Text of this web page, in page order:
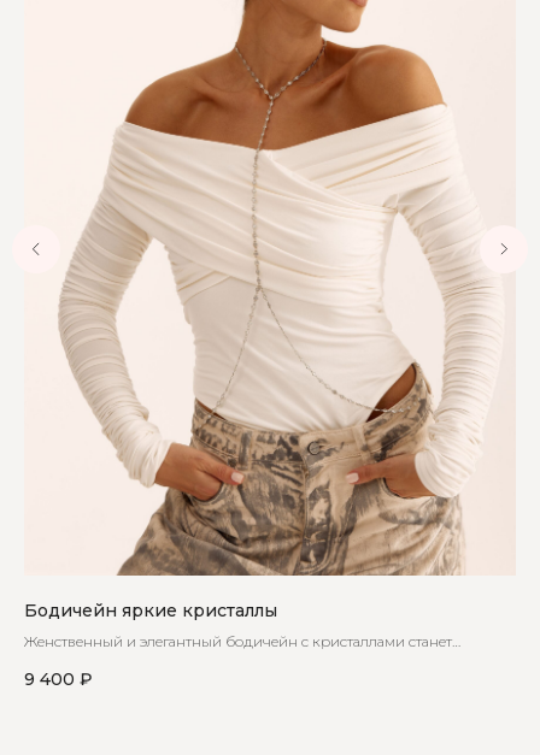
Бодичейн яркие кристаллы
Женственный и элегантный бодичейн с кристаллами станет
9 400 ₽